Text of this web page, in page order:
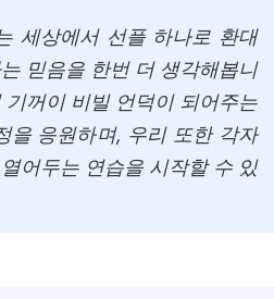
세상에서 선플 하나로 환대
믿음을 한번 더 생각해봅니
꺼이 비빌 언덕이 되어주는
을 응원하며, 우리 또한 각자
어두는 연습을 시작할 수 있